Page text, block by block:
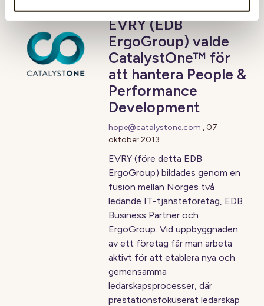
EVRY (EDB
ErgoGroup) valde
CatalystOne™ för
att hantera People &
Performance
Development
hope@catalystone.com ,07
oktober 2013
EVRY (före detta EDB
ErgoGroup) bildades genom en
fusion mellan Norges två
ledande IT-tjänsteföretag, EDB
Business Partner och
ErgoGroup. Vid uppbyggnaden
av ett företag får man arbeta
aktivt för att etablera nya och
gemensamma
ledarskapsprocesser, där
prestationsfokuserat ledarskap